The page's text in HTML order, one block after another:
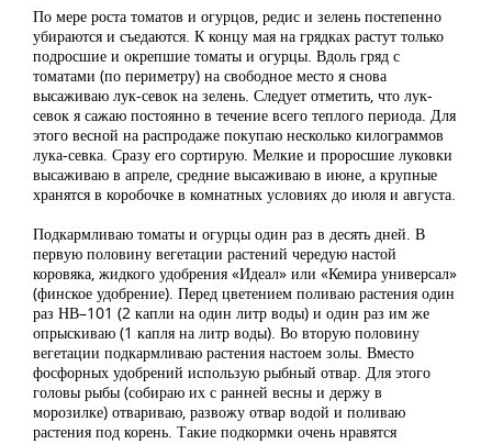
По мере роста томатов и огурцов, редис и зелень постепенно
убираются и съедаются. К концу мая на грядках растут только
подросшие и окрепшие томаты и огурцы. Вдоль гряд с
томатами (по периметру) на свободное место я снова
высаживаю лук-севок на зелень. Следует отметить, что лук-
севок я сажаю постоянно в течение всего теплого периода. Для
этого весной на распродаже покупаю несколько килограммов
лука-севка. Сразу его сортирую. Мелкие и проросшие луковки
высаживаю в апреле, средние высаживаю в июне, а крупные
хранятся в коробочке в комнатных условиях до июля и августа.
Подкармливаю томаты и огурцы один раз в десять дней. В
первую половину вегетации растений чередую настой
коровяка, жидкого удобрения «Идеал» или «Кемира универсал»
(финское удобрение). Перед цветением поливаю растения один
раз НВ–101 (2 капли на один литр воды) и один раз им же
опрыскиваю (1 капля на литр воды). Во вторую половину
вегетации подкармливаю растения настоем золы. Вместо
фосфорных удобрений использую рыбный отвар. Для этого
головы рыбы (собираю их с ранней весны и держу в
морозилке) отвариваю, развожу отвар водой и поливаю
растения под корень. Такие подкормки очень нравятся